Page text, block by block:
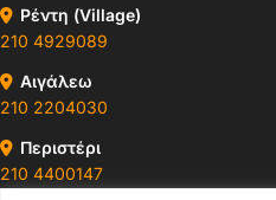
Ρέντη (Village)
210 4929089
Αιγάλεω
210 2204030
Περιστέρι
210 4400147